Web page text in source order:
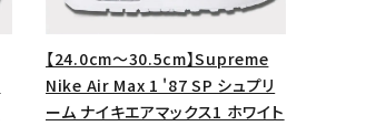
【24.0cm～30.5cm】Supreme
Nike Air Max 1 '87 SP シュプリ
ーム ナイキエアマックス1 ホワイト